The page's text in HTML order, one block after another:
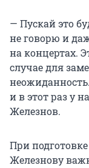
— Пускай это
не говорю и
на концертах.
случае для
и в этот раз у
Железнов.
При
Железнову